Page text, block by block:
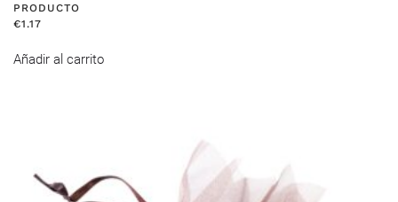
PRODUCTO
€1.17
Añadir al carrito